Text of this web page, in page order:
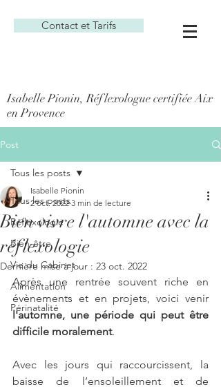
Contact et Tarifs
Isabelle Pionin, Réflexologue certifiée Aix
en Provence
Post
Tous les posts
Réflexologie
Bien-être
Vie du Cabinet
Alimentation
Périnatalité
Tous les posts
Bien vivre l'automne avec la
réflexologie
Isabelle Pionin
2 oct. 2022 3 min de lecture
Dernière mise à jour : 23 oct. 2022
Après une rentrée souvent riche en
l'automne, une période qui peut être
difficile moralement.
Avec les jours qui raccourcissent, la
baisse de l’ensoleillement et de